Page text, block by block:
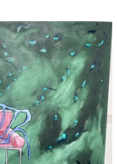
S
C
H
A
B
E
L
-
K
U
L
–
F
I
L
M
K
R
I
T
I
K